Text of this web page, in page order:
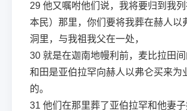
29 他又嘱咐他们说，我将要归到我
本民）那里，你们要将我葬在赫人以
洞里，与我祖我父在一处，
30 就是在迦南地幔利前，麦比拉田
和田是亚伯拉罕向赫人以弗仑买来为
的。
31 他们在那里葬了亚伯拉罕和他妻